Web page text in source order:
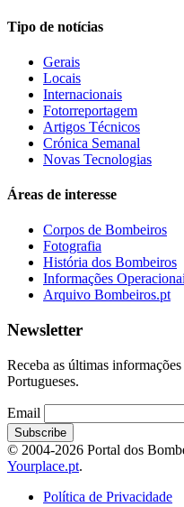
Tipo de notícias
Gerais
Locais
Internacionais
Fotorreportagem
Artigos Técnicos
Crónica Semanal
Novas Tecnologias
Áreas de interesse
Corpos de Bombeiros
Fotografia
História dos Bombeiros
Informações
Arquivo Bombeiros.pt
Newsletter
Receba as últimas
Portugueses.
Email
© 2004-2026 Portal dos
Yourplace.pt.
Política de Privacidade